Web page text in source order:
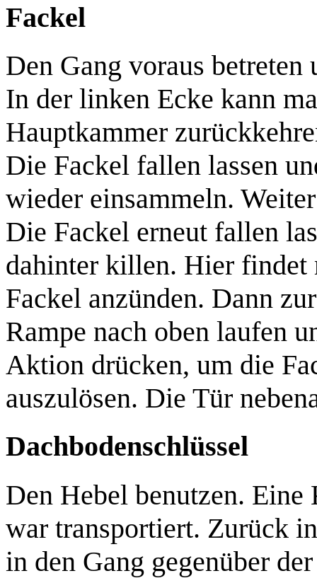
Fackel
Den Gang voraus
In der linken Ecke kann
Hauptkammer
Die Fackel fallen lassen
wieder einsammeln.
Die Fackel erneut fallen
dahinter killen. Hier findet
Fackel anzünden. Dann
Rampe nach oben laufen
Aktion drücken, um die
auszulösen. Die Tür
Dachbodenschlüssel
Den Hebel benutzen.
war transportiert. Zurück
in den Gang gegenüber